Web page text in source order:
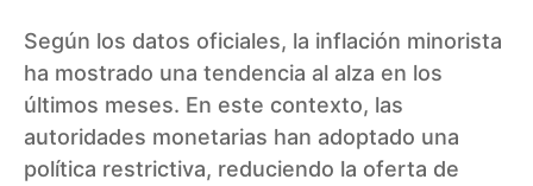
Según los datos oficiales, la inflación minorista
ha mostrado una tendencia al alza en los
últimos meses. En este contexto, las
autoridades monetarias han adoptado una
política restrictiva, reduciendo la oferta de